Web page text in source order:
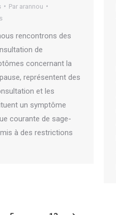
Par arannou
rencontrons des
de
concernant la
représentent des
et les
un symptôme
courante de sage-
à des restrictions